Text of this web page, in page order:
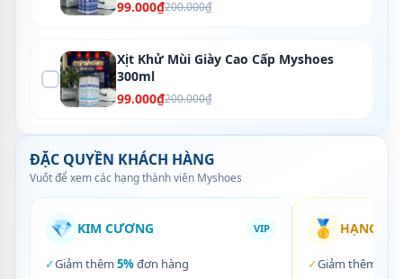
99.000₫200.000₫
Xịt Khử Mùi Giày Cao Cấp Myshoes
300ml
99.000₫200.000₫
ĐẶC QUYỀN KHÁCH HÀNG
Vuốt để xem các hạng thành viên Myshoes
💎 KIM CƯƠNG VIP
✓Giảm thêm 5%đơn hàng
🥇 HẠNG
✓Giảm thêm